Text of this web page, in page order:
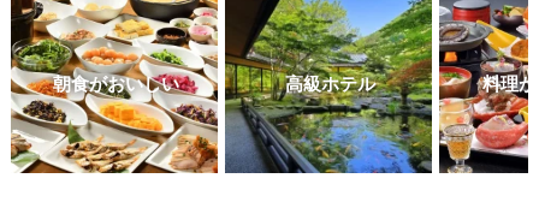
朝食がおいしい 高級ホテル 料理